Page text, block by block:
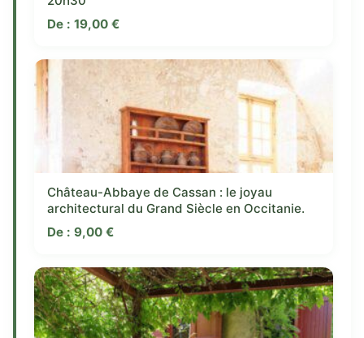
De : 19,00 €
Château-Abbaye de Cassan : le joyau
architectural du Grand Siècle en Occitanie.
De : 9,00 €